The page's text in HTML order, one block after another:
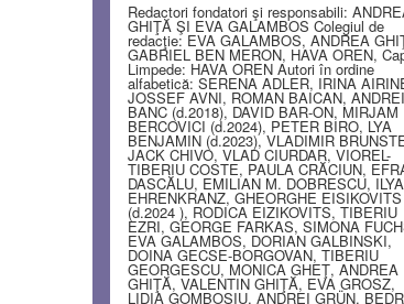
Redactori fondatori şi responsabili:
GHIŢĂ ŞI EVA GALAMBOS Colegiul de
redacţie: EVA GALAMBOS, ANDREA
GABRIEL BEN MERON, HAVA OREN,
Limpede: HAVA OREN Autori în ordine
alfabetică: SERENA ADLER, IRINA
JOSSEF AVNI, ROMAN BAICAN, ANDREI
BANC (d.2018), DAVID BAR-ON, MIRJAM
BERCOVICI (d.2024), PETER BIRO, LYA
BENJAMIN (d.2023), VLADIMIR
JACK CHIVO, VLAD CIURDAR, VIOREL-
TIBERIU COSTE, PAULA CRĂCIUN,
DASCĂLU, EMILIAN M. DOBRESCU, ILYA
EHRENKRANZ, GHEORGHE EISIKOVITS
(d.2024 ), RODICA EIZIKOVITS, TIBERIU
EZRI, GEORGE FARKAS, SIMONA
EVA GALAMBOS, DORIAN GALBINSKI,
DOINA GECSE-BORGOVAN, TIBERIU
GEORGESCU, MONICA GHEŢ, ANDREA
GHIŢĂ, VALENTIN GHIŢĂ, EVA GROSZ,
LIDIA GOMBOŞIU, ANDREI GRÜN,